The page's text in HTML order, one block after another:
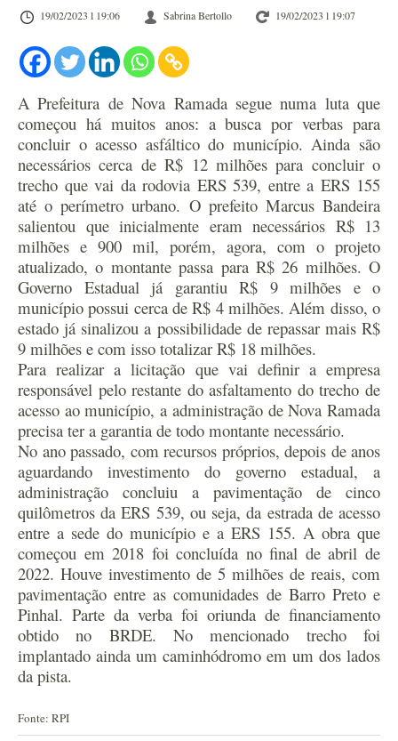
19/02/2023 l 19:06 Sabrina Bertollo 19/02/2023 l 19:07
A Prefeitura de Nova Ramada segue numa luta que
começou há muitos anos: a busca por verbas para
concluir o acesso asfáltico do município. Ainda são
necessários cerca de R$ 12 milhões para concluir o
trecho que vai da rodovia ERS 539, entre a ERS 155
até o perímetro urbano. O prefeito Marcus Bandeira
salientou que inicialmente eram necessários R$ 13
milhões e 900 mil, porém, agora, com o projeto
atualizado, o montante passa para R$ 26 milhões. O
Governo Estadual já garantiu R$ 9 milhões e o
município possui cerca de R$ 4 milhões. Além disso, o
estado já sinalizou a possibilidade de repassar mais R$
9 milhões e com isso totalizar R$ 18 milhões.
Para realizar a licitação que vai definir a empresa
responsável pelo restante do asfaltamento do trecho de
acesso ao município, a administração de Nova Ramada
precisa ter a garantia de todo montante necessário.
No ano passado, com recursos próprios, depois de anos
aguardando investimento do governo estadual, a
administração concluiu a pavimentação de cinco
quilômetros da ERS 539, ou seja, da estrada de acesso
entre a sede do município e a ERS 155. A obra que
começou em 2018 foi concluída no final de abril de
2022. Houve investimento de 5 milhões de reais, com
pavimentação entre as comunidades de Barro Preto e
Pinhal. Parte da verba foi oriunda de financiamento
obtido no BRDE. No mencionado trecho foi
implantado ainda um caminhódromo em um dos lados
da pista.
Fonte: RPI